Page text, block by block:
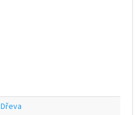
Dřeva